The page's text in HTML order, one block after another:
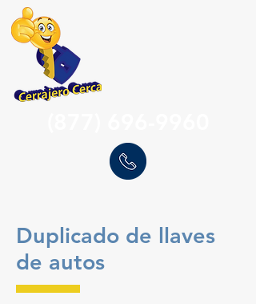
Duplicado de llaves
de autos